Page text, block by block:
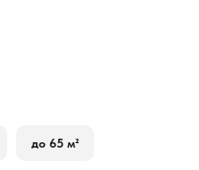
до 65 м²